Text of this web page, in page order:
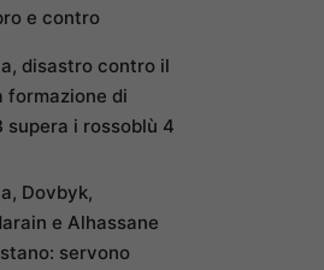
e contro
disastro contro il
formazione di
supera i rossoblù 4
Dovbyk,
e Alhassane
servono